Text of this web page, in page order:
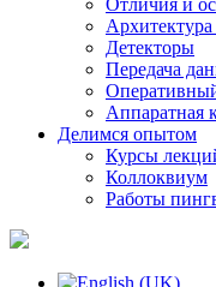
Отличия и
Детекторы
Передача
Аппаратная
Делимся опытом
Курсы
Коллоквиум
Работы